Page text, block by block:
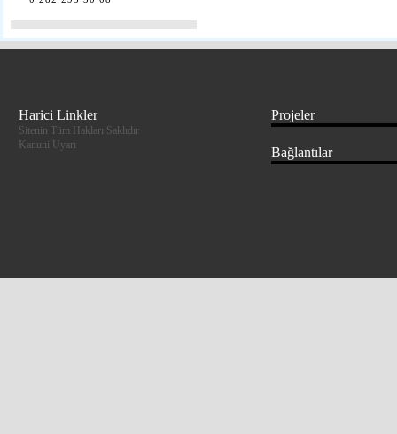
Harici Linkler
Sitenin Tüm Hakları Saklıdır
Kanuni Uyarı
Projeler
Bağlantılar